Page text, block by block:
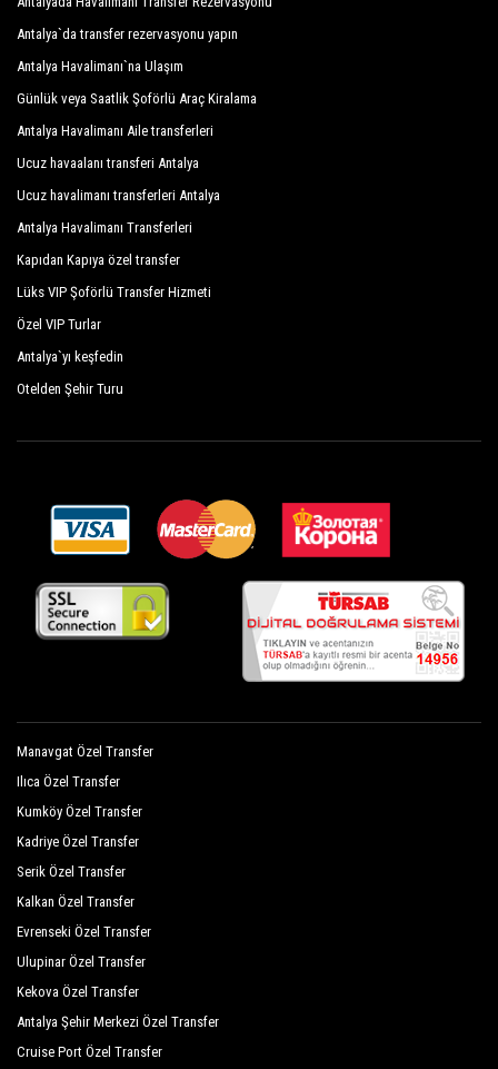
Antalya`da transfer rezervasyonu yapın
Antalya Havalimanı`na Ulaşım
Günlük veya Saatlik Şoförlü Araç Kiralama
Antalya Havalimanı Aile transferleri
Ucuz havaalanı transferi Antalya
Ucuz havalimanı transferleri Antalya
Antalya Havalimanı Transferleri
Kapıdan Kapıya özel transfer
Lüks VIP Şoförlü Transfer Hizmeti
Özel VIP Turlar
Antalya`yı keşfedin
Otelden Şehir Turu
Manavgat Özel Transfer
Ilıca Özel Transfer
Kumköy Özel Transfer
Kadriye Özel Transfer
Serik Özel Transfer
Kalkan Özel Transfer
Evrenseki Özel Transfer
Ulupinar Özel Transfer
Kekova Özel Transfer
Antalya Şehir Merkezi Özel Transfer
Cruise Port Özel Transfer